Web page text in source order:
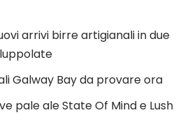
arrivi birre artigianali in due
Galway Bay da provare ora
pale ale State Of Mind e Lush